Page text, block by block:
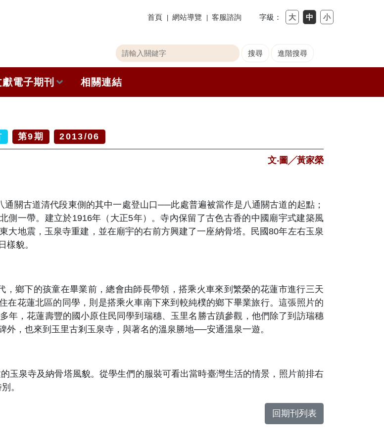
首頁
網站導覽 客服諮詢 字級：
關
鍵
搜
請
輸
關
介紹
獻電子期刊
史期刊
刊查詢
相關連結
第9期 2013/06
文‧圖╱黃家榮
通關古道清代段東側的其中一處登山口──此處普遍被當作是八通關古道的起點；
側一帶。建立於1916年 （ 大正5年） 。寺內保留了古色古香的中國廟宇式建築風
大地震，玉泉寺重建，並在廟宇的右前方興建了一座納骨塔。民國80年左右玉泉
樣貌。
鄉下的孩童在畢業前，總會由師長帶領，搭乘火車來到繁榮的花蓮市進行三天
在花蓮北區的同學，則是搭乘火車南下來到較純樸的鄉下畢業旅行。這張照片的
多年，花蓮壽豐的國小原住民同學到瑞穗、玉里名勝古蹟參觀，他們除了到訪瑞穗
外，也來到玉里古剎玉泉寺，與著名的溫泉勝地──安通溫泉一遊。
泉寺及納骨塔風貌。從學生們的服裝可看出當時臺灣生活的情景，照片前排右
。
回期刊列表